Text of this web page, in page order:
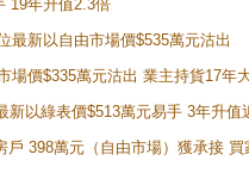
19年升值2.3倍
最新以自由市場價$535萬元沽出
場價$335萬元沽出 業主持貨17年
新以綠表價$513萬元易手 3年升值
398萬元（自由市場）獲承接